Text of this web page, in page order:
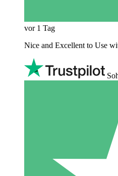
vor 1 Tag
Nice and Excellent to Use